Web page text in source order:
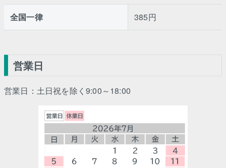
全国一律 385円
営業日
営業日：土日祝を除く9:00～18:00